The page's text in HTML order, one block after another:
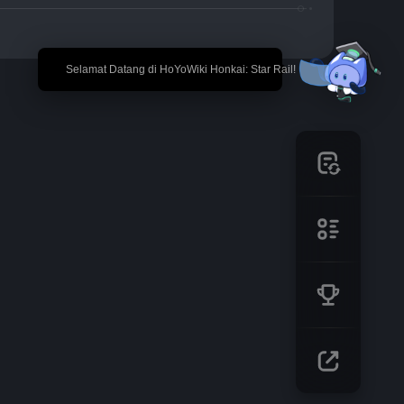
🎉 Selamat Datang di HoYoWiki Honkai: Star Rail!